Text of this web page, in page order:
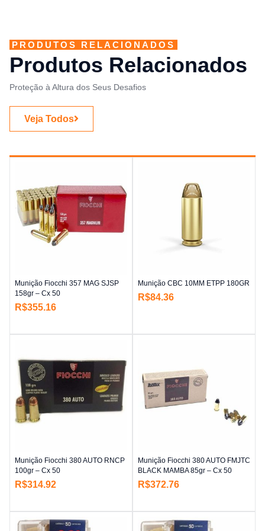
PRODUTOS RELACIONADOS
Produtos Relacionados
Proteção à Altura dos Seus Desafios
Veja Todos
Munição Fiocchi 357 MAG SJSP
158gr – Cx 50
R$355.16
Munição CBC 10MM ETPP 180GR
R$84.36
Munição Fiocchi 380 AUTO RNCP
100gr – Cx 50
R$314.92
Munição Fiocchi 380 AUTO FMJTC
BLACK MAMBA 85gr – Cx 50
R$372.76